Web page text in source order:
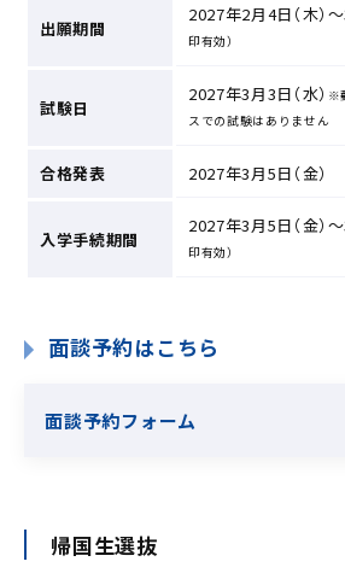
出願期間
2027年2月4日（木）～
印有効）
試験日
2027年3月3日（水） ※
スでの試験はありません
合格発表 2027年3月5日（金）
入学手続期間
2027年3月5日（金）～
印有効）
面談予約はこちら
面談予約フォーム
帰国生選抜